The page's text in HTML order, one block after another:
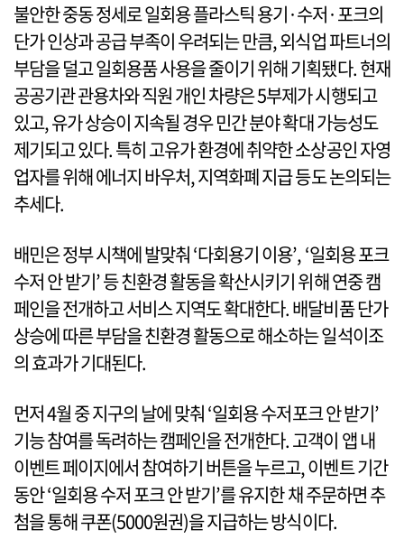
불안한 중동 정세로 일회용 플라스틱 용기·수저·포크의
단가 인상과 공급 부족이 우려되는 만큼, 외식업 파트너의
부담을 덜고 일회용품 사용을 줄이기 위해 기획됐다. 현재
공공기관 관용차와 직원 개인 차량은 5부제가 시행되고
있고, 유가 상승이 지속될 경우 민간 분야 확대 가능성도
제기되고 있다. 특히 고유가 환경에 취약한 소상공인 자영
업자를 위해 에너지 바우처, 지역화폐 지급 등도 논의되는
추세다.
배민은 정부 시책에 발맞춰 ‘다회용기 이용’, ‘일회용 포크
수저 안 받기’ 등 친환경 활동을 확산시키기 위해 연중 캠
페인을 전개하고 서비스 지역도 확대한다. 배달비품 단가
상승에 따른 부담을 친환경 활동으로 해소하는 일석이조
의 효과가 기대된다.
먼저 4월 중 지구의 날에 맞춰 ‘일회용 수저포크 안 받기’
기능 참여를 독려하는 캠페인을 전개한다. 고객이 앱 내
이벤트 페이지에서 참여하기 버튼을 누르고, 이벤트 기간
동안 ‘일회용 수저 포크 안 받기’를 유지한 채 주문하면 추
첨을 통해 쿠폰(5000원권)을 지급하는 방식이다.